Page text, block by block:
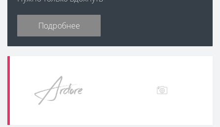
Подробнее